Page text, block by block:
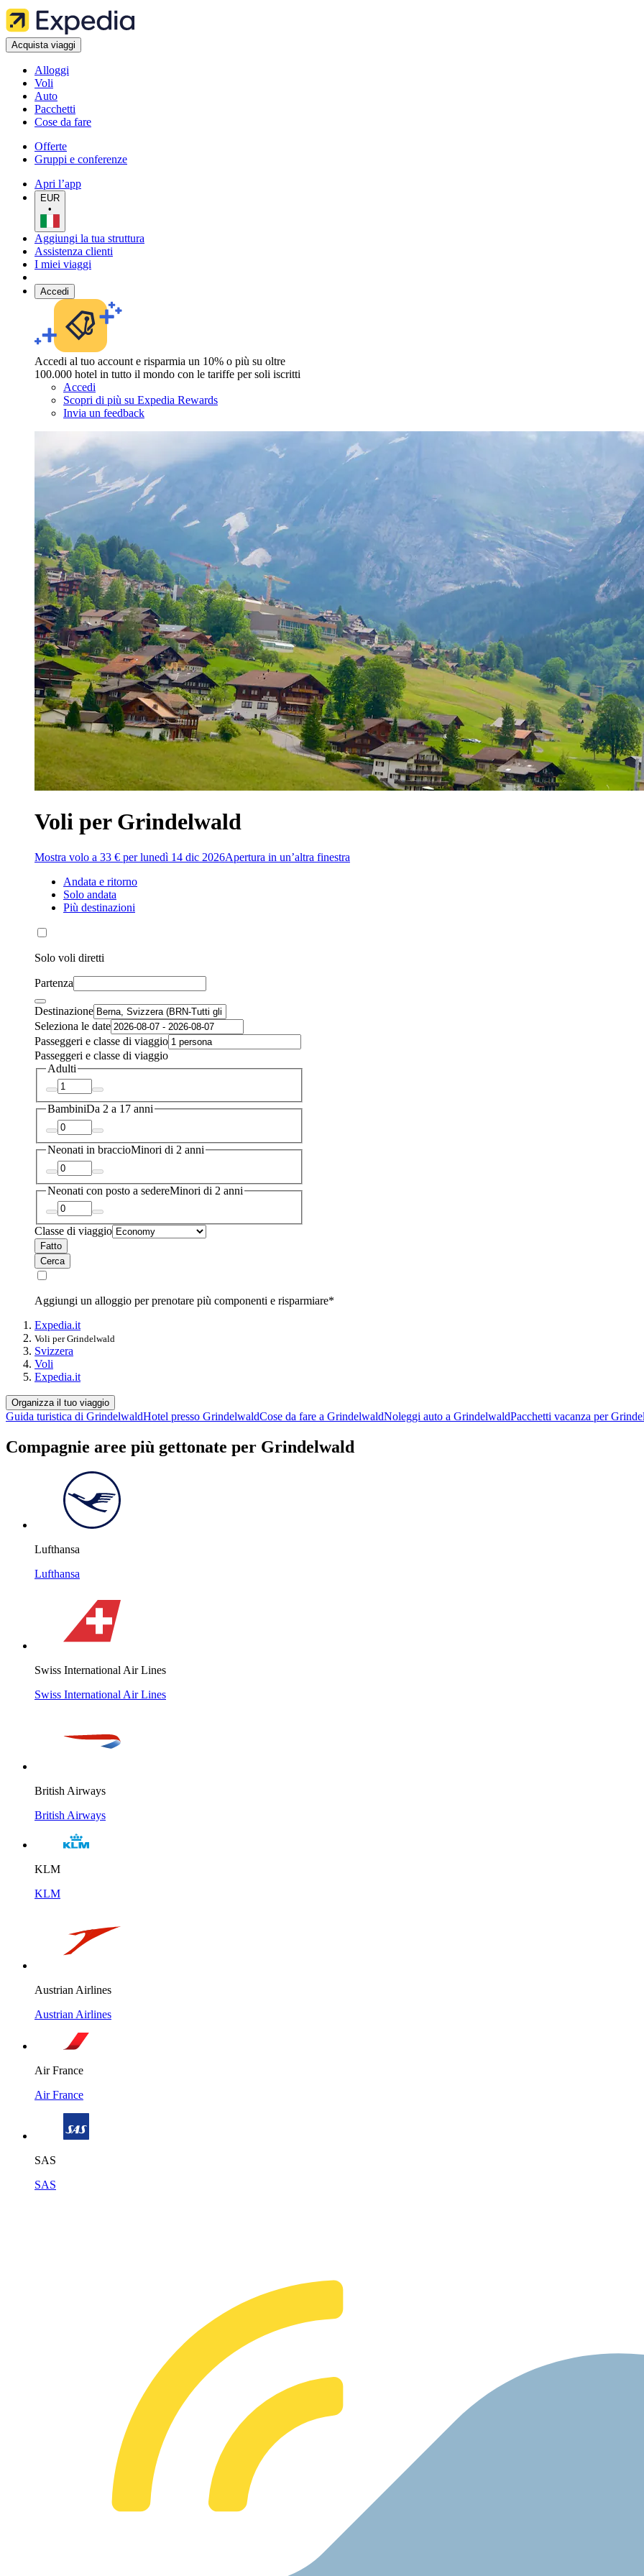
Acquista viaggi
Alloggi
Voli
Auto
Pacchetti
Cose da fare
Offerte
Gruppi e conferenze
Apri l’app
EUR
•
Aggiungi la tua struttura
Assistenza clienti
I miei viaggi
Accedi
Accedi al tuo account e risparmia un 10% o più su oltre
100.000 hotel in tutto il mondo con le tariffe per soli iscritti
Accedi
Scopri di più su Expedia Rewards
Invia un feedback
Voli per Grindelwald
Mostra volo a 33 € per lunedì 14 dic 2026Apertura in un’altra finestra
Andata e ritorno
Solo andata
Più destinazioni
Solo voli diretti
Partenza
Destinazione
Seleziona le date
Passeggeri e classe di viaggio
Passeggeri e classe di viaggio
Adulti
BambiniDa 2 a 17 anni
Neonati in braccioMinori di 2 anni
Neonati con posto a sedereMinori di 2 anni
Classe di viaggio
Fatto
Cerca
Aggiungi un alloggio per prenotare più componenti e risparmiare*
Expedia.it
Voli per Grindelwald
Svizzera
Voli
Expedia.it
Organizza il tuo viaggio
Guida turistica di GrindelwaldHotel presso GrindelwaldCose da fare a GrindelwaldNoleggi auto a GrindelwaldPacchetti vacanza per
Compagnie aree più gettonate per Grindelwald
Lufthansa
Lufthansa
Swiss International Air Lines
Swiss International Air Lines
British Airways
British Airways
KLM
KLM
Austrian Airlines
Austrian Airlines
Air France
Air France
SAS
SAS